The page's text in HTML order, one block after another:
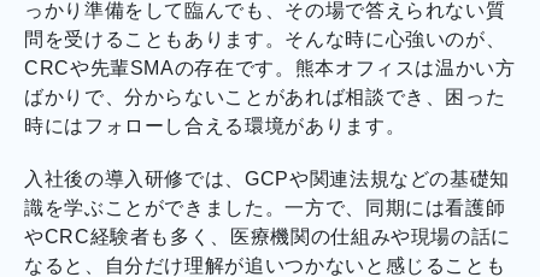
っかり準備をして臨んでも、その場で答えられない質
問を受けることもあります。そんな時に心強いのが、
CRCや先輩SMAの存在です。熊本オフィスは温かい方
ばかりで、分からないことがあれば相談でき、困った
時にはフォローし合える環境があります。
入社後の導入研修では、GCPや関連法規などの基礎知
識を学ぶことができました。一方で、同期には看護師
やCRC経験者も多く、医療機関の仕組みや現場の話に
なると、自分だけ理解が追いつかないと感じることも